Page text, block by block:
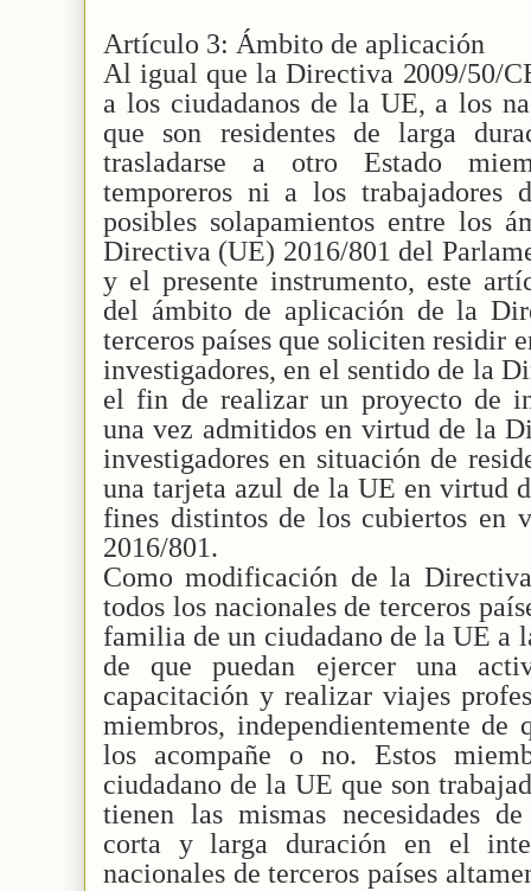
Artículo 3: Ámbito de aplicación
Al igual que la Directiva 2009/50/
a los ciudadanos de la UE, a los
que son residentes de larga
trasladarse a otro Estado
temporeros ni a los trabajadores
posibles solapamientos entre los
Directiva (UE) 2016/801 del
y el presente instrumento, este
del ámbito de aplicación de la
terceros países que soliciten residir
investigadores, en el sentido de la
el fin de realizar un proyecto de
una vez admitidos en virtud de la
investigadores en situación de
una tarjeta azul de la UE en virtud
fines distintos de los cubiertos en
2016/801.
Como modificación de la
todos los nacionales de terceros
familia de un ciudadano de la UE a
de que puedan ejercer una
capacitación y realizar viajes
miembros, independientemente
los acompañe o no. Estos
ciudadano de la UE que son
tienen las mismas necesidades
corta y larga duración en el
nacionales de terceros países